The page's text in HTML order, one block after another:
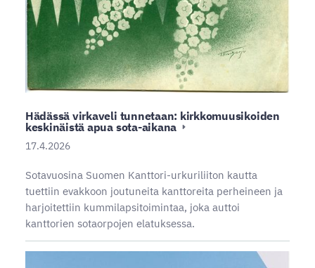
Hädässä virkaveli tunnetaan: kirkkomuusikoiden
keskinäistä apua sota-aikana
17.4.2026
Sotavuosina Suomen Kanttori-urkuriliiton kautta
tuettiin evakkoon joutuneita kanttoreita perheineen ja
harjoitettiin kummilapsitoimintaa, joka auttoi
kanttorien sotaorpojen elatuksessa.